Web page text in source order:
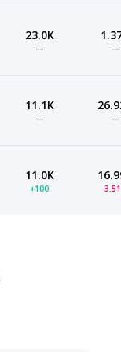
23.0K
— —
11.1K
— —
11.0K
+100 -